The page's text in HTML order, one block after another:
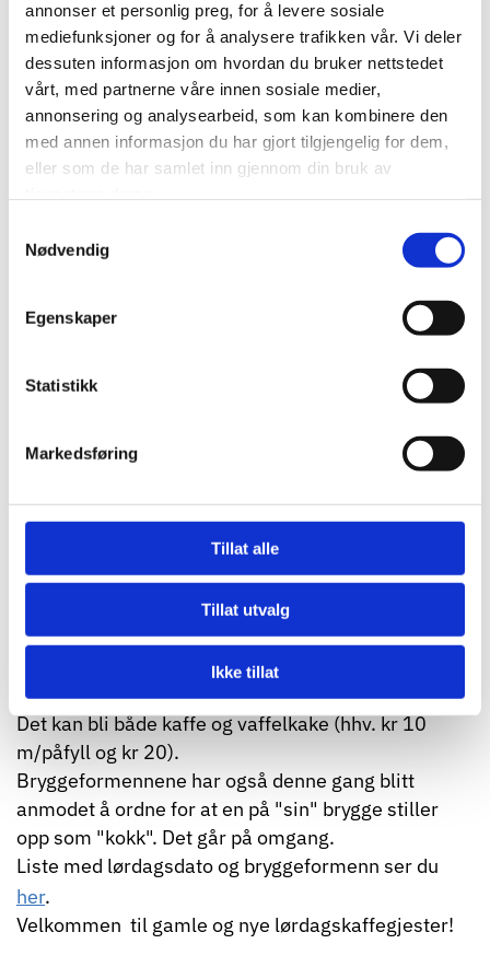
annonser et personlig preg, for å levere sosiale
mediefunksjoner og for å analysere trafikken vår. Vi deler
dessuten informasjon om hvordan du bruker nettstedet
vårt, med partnerne våre innen sosiale medier,
annonsering og analysearbeid, som kan kombinere den
med annen informasjon du har gjort tilgjengelig for dem,
eller som de har samlet inn gjennom din bruk av
Nødvendig
Egenskaper
Statistikk
Markedsføring
Tillat alle
Tillat utvalg
Ikke tillat
bobiler/campingvogner. Se sidenbobilcampen.
Klubbhus/servicebygg er åpen med toalett, dusj,
vaskemaskin, tørketrommel og kjøkken kl 06-24 i
perioden påske - 31.10.*
omtaler
Lørdagskaffen starter opp igjen
Den tradisjonelle "lørdagskaffen" starter opp den
28. september kl 12 (og t.o.m. april neste år).
Det kan bli både kaffe og vaffelkake (hhv. kr 10
m/påfyll og kr 20).
Bryggeformennene har også denne gang blitt
anmodet å ordne for at en på "sin" brygge stiller
opp som "kokk". Det går på omgang.
Liste med lørdagsdato og bryggeformenn ser du
her.
Velkommen til gamle og nye lørdagskaffegjester!